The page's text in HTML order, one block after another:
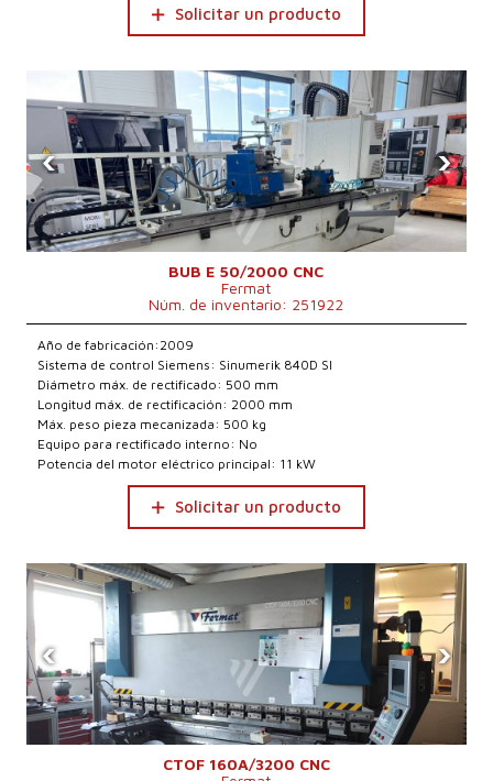
Solicitar un producto
‹ ›
BUB E 50/2000 CNC
Fermat
Núm. de inventario: 251922
Año de fabricación:2009
Sistema de control Siemens: Sinumerik 840D Sl
Diámetro máx. de rectificado: 500 mm
Longitud máx. de rectificación: 2000 mm
Máx. peso pieza mecanizada: 500 kg
Equipo para rectificado interno: No
Potencia del motor eléctrico principal: 11 kW
Solicitar un producto
‹ ›
CTOF 160A/3200 CNC